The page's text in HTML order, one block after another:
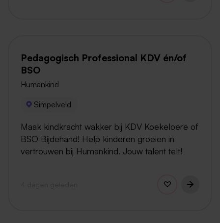
Pedagogisch Professional KDV én/of
BSO
Humankind
Simpelveld
Maak kindkracht wakker bij KDV Koekeloere of
BSO Bijdehand! Help kinderen groeien in
vertrouwen bij Humankind. Jouw talent telt!